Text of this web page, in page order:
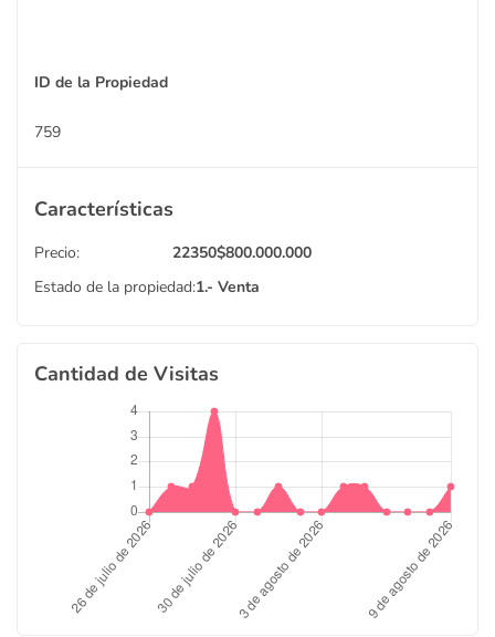
ID de la Propiedad
759
Características
Precio: 22350$800.000.000
Estado de la propiedad:1.- Venta
Cantidad de Visitas